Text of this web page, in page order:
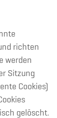
richten
werden
Sitzung
Cookies)
gelöscht.